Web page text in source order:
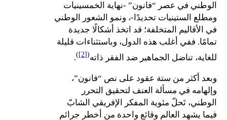
الوطني في عصر “فانون” -نهاية الخمسينيات
ومطلع الستينيات تحديدًا-، ونمو الشعور الوطني
في الأقاليم المتخلفة؛ قد اتخذ أشكالًا جديدة
تمامًا. ففي أغلب هذه الدول، وباستثناءات قليلة
للغاية، تناضل الجماهير ضد الفقر ذاته(
[2]
)
.
وبعد أكثر من ستة عقود على نص “فانون”،
وإلهامه في مسألة العنف لتحقيق التحرر
الوطني، تَحلّ مئوية المفكر الإفريقي الشابّ
فيما يشهد العالم وقائع واحدة من أخطر جرائم